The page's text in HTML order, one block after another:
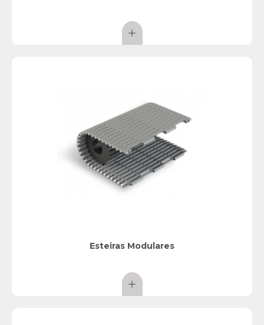
Esteiras Modulares